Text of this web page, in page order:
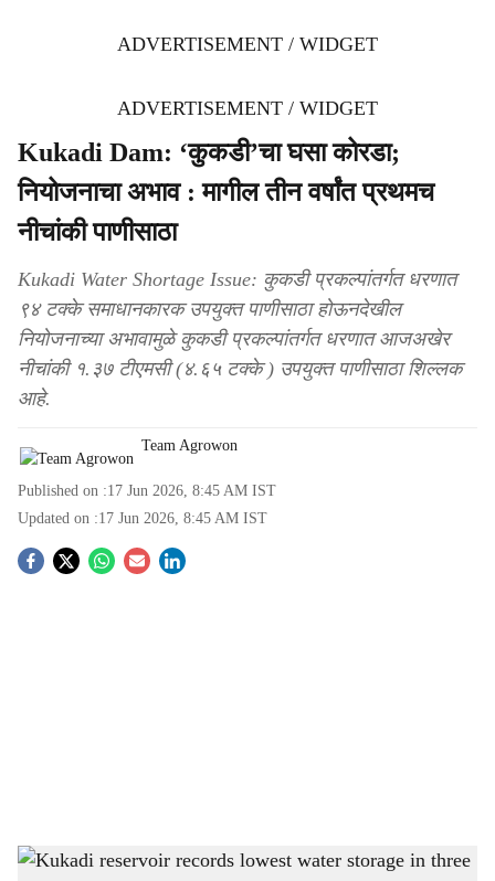
ADVERTISEMENT / WIDGET
ADVERTISEMENT / WIDGET
Kukadi Dam: ‘कुकडी’चा घसा कोरडा;
नियोजनाचा अभाव : मागील तीन वर्षांत प्रथमच
नीचांकी पाणीसाठा
Kukadi Water Shortage Issue: कुकडी प्रकल्पांतर्गत धरणात
९४ टक्के समाधानकारक उपयुक्त पाणीसाठा होऊनदेखील
नियोजनाच्या अभावामुळे कुकडी प्रकल्पांतर्गत धरणात आजअखेर
नीचांकी १.३७ टीएमसी (४.६५ टक्के ) उपयुक्त पाणीसाठा शिल्लक
आहे.
Team Agrowon
Published on :17 Jun 2026, 8:45 AM IST
Updated on :17 Jun 2026, 8:45 AM IST
S
Kukadi irrigation project facing water shortage-Agrowon